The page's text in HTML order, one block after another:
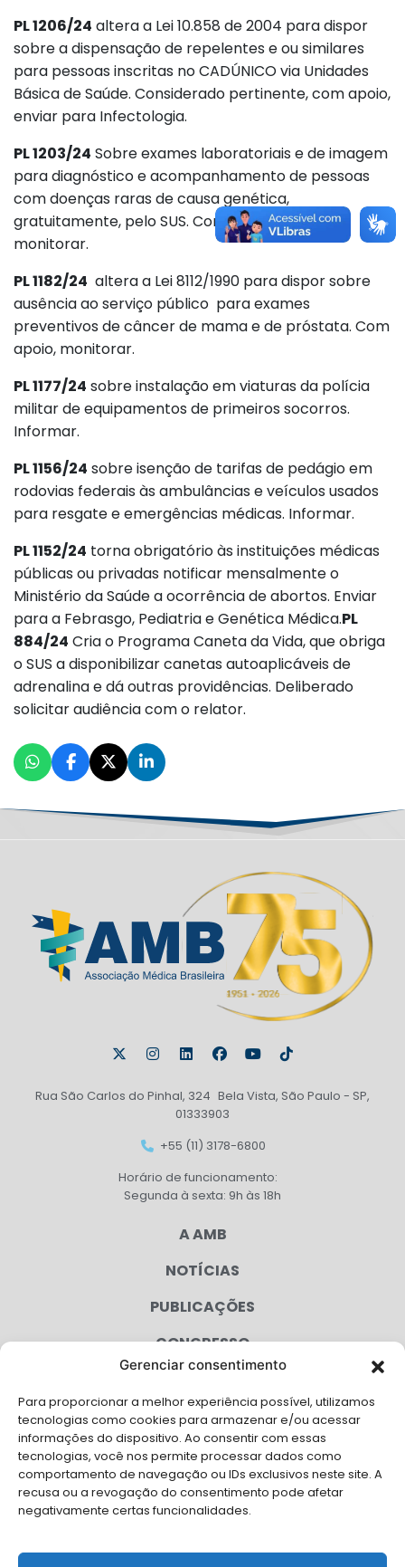
Gerenciar consentimento
Para proporcionar a melhor experiência possível, utilizamos
tecnologias como cookies para armazenar e/ou acessar
informações do dispositivo. Ao consentir com essas
tecnologias, você nos permite processar dados como
comportamento de navegação ou IDs exclusivos neste site. A
recusa ou a revogação do consentimento pode afetar
negativamente certas funcionalidades.
PL 1206/24 altera a Lei 10.858 de 2004 para dispor
sobre a dispensação de repelentes e ou similares
para pessoas inscritas no CADÚNICO via Unidades
Básica de Saúde. Considerado pertinente, com apoio,
enviar para Infectologia.
PL 1203/24 Sobre exames laboratoriais e de imagem
para diagnóstico e acompanhamento de pessoas
com doenças raras de causa genética,
gratuitamente, pelo SUS. Com apoio deliberado
monitorar.
PL 1182/24 altera a Lei 8112/1990 para dispor sobre
ausência ao serviço público para exames
preventivos de câncer de mama e de próstata. Com
apoio, monitorar.
PL 1177/24 sobre instalação em viaturas da polícia
militar de equipamentos de primeiros socorros.
Informar.
PL 1156/24 sobre isenção de tarifas de pedágio em
rodovias federais às ambulâncias e veículos usados
para resgate e emergências médicas. Informar.
PL 1152/24 torna obrigatório às instituições médicas
públicas ou privadas notificar mensalmente o
Ministério da Saúde a ocorrência de abortos. Enviar
para a Febrasgo, Pediatria e Genética Médica.PL
884/24 Cria o Programa Caneta da Vida, que obriga
o SUS a disponibilizar canetas autoaplicáveis de
adrenalina e dá outras providências. Deliberado
solicitar audiência com o relator.
Rua São Carlos do Pinhal, 324 Bela Vista, São Paulo - SP,
01333903
+55 (11) 3178-6800
Horário de funcionamento:
Segunda à sexta: 9h às 18h
A AMB
NOTÍCIAS
PUBLICAÇÕES
CONGRESSO
CAMPANHAS
SERVIÇOS
FILIADAS
FALE CONOSCO